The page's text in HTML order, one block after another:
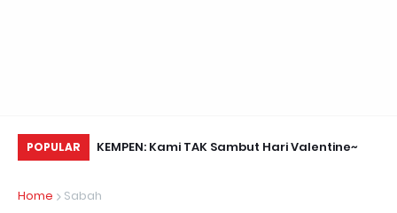
POPULAR
Retreats, KEMPEN: Kami TAK Sambut Hari Valentine~
Home Sabah